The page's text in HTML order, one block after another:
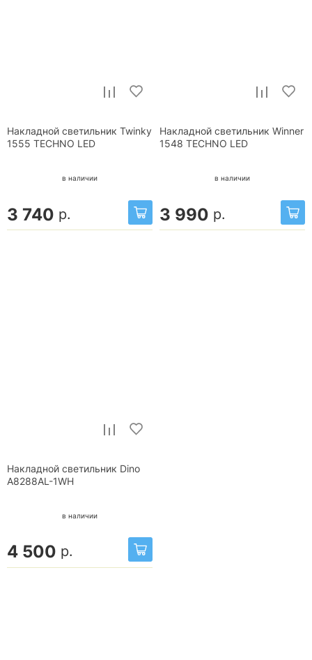
Накладной светильник Twinky
1555 TECHNO LED
в наличии
3 740 р.
Накладной светильник Winner
1548 TECHNO LED
в наличии
3 990 р.
Накладной светильник Dino
A8288AL-1WH
в наличии
4 500 р.